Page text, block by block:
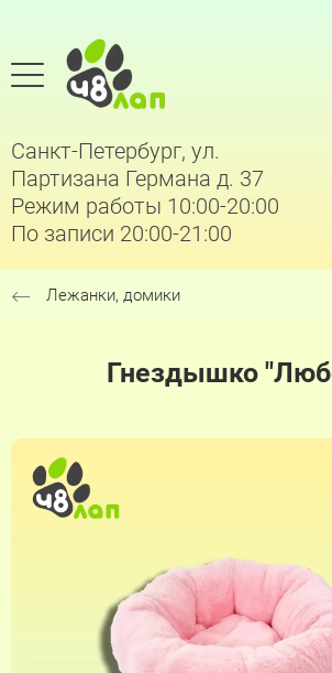
Санкт-Петербург, ул.
Партизана Германа д. 37
Режим работы 10:00-20:00
По записи 20:00-21:00
Лежанки, домики
Гнездышко